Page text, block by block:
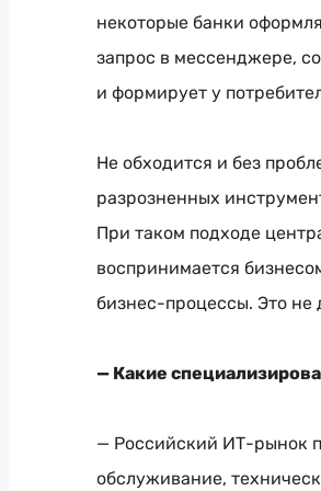
некоторые банки
запрос в мессенджере,
и формирует у
Не обходится и без
разрозненных
При таком подходе
воспринимается
бизнес-процессы. Это не
— Какие
— Российский ИТ-рынок
обслуживание,